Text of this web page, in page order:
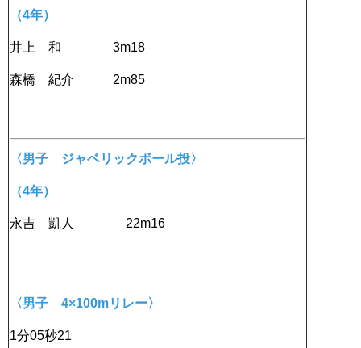
（4年）
井上 和 3m18
森橋 紀介 2m85
〈男子 ジャベリックボール投〉
（4年）
永吉 凱人 22m16
〈男子 4×100mリレー〉
1分05秒21